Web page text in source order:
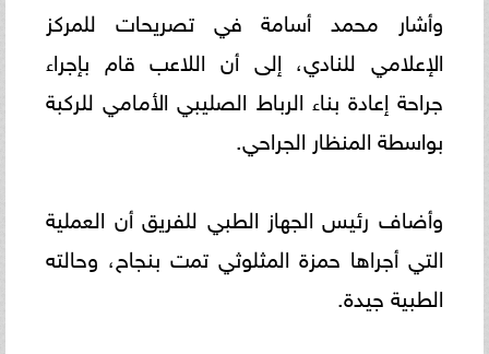
وأشار محمد أسامة في تصريحات للمركز
الإعلامي للنادي، إلى أن اللاعب قام بإجراء
جراحة إعادة بناء الرباط الصليبي الأمامي للركبة
بواسطة المنظار الجراحي.
وأضاف رئيس الجهاز الطبي للفريق أن العملية
التي أجراها حمزة المثلوثي تمت بنجاح، وحالته
الطبية جيدة.